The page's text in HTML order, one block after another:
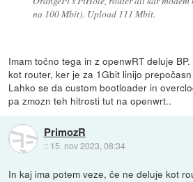
na 100 Mbit). Upload 111 Mbit.
Imam točno tega in z openwRT deluje
kot router, ker je za 1Gbit linijo
Lahko se da custom bootloader in
pa zmozn teh hitrosti tut na openwrt..
PrimozR
:: 15. nov 2023, 08:34
In kaj ima potem veze, če ne deluje kot